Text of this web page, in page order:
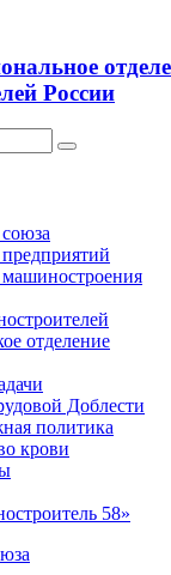
России
отделение
Доблести
политика
крови
58»